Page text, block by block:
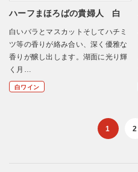
ハーフまほろばの貴婦人 白
白いバラとマスカットそしてハチミ
ツ等の香りが絡み合い、深く優雅な
香りが醸し出します。湖面に光り輝
く月…
白ワイン
1 2